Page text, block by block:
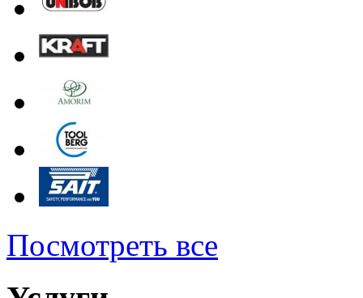
Посмотреть все